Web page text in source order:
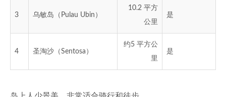
3 乌敏岛（Pulau Ubin）
10.2 平方
公里
是
4 圣淘沙（Sentosa）
约5 平方公
里
是